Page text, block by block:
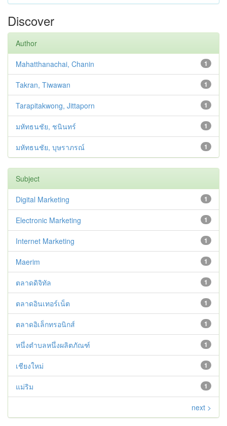
Discover
Author
1
Mahatthanachai, Chanin
1
Takran, Tiwawan
1
Tarapitakwong, Jittaporn
1
มหัทธนชัย, ชนินทร์
1
มหัทธนชัย, บุษราภรณ์
Subject
1
Digital Marketing
1
Electronic Marketing
1
Internet Marketing
1
Maerim
1
ตลาดดิจิทัล
1
ตลาดอินเทอร์เน็ต
1
ตลาดอิเล็กทรอนิกส์
1
หนึ่งตำบลหนึ่งผลิตภัณฑ์
1
เชียงใหม่
1
แม่ริม
next >